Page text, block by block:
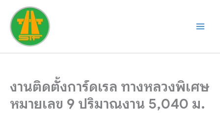
content
งานติดตั้งการ์ดเรล ทางหลวงพิเศษ
หมายเลข 9 ปริมาณงาน 5,040 ม.